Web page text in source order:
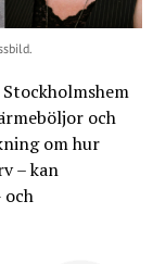
och
om hur
– kan
och